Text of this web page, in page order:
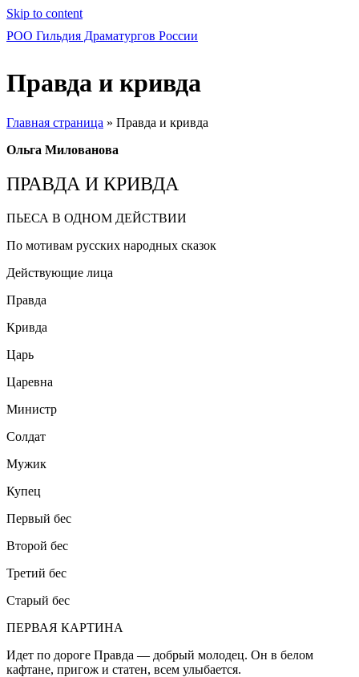
Skip to content
РОО Гильдия Драматургов России
Правда и кривда
Главная страница » Правда и кривда
Ольга Милованова
ПРАВДА И КРИВДА
ПЬЕСА В ОДНОМ ДЕЙСТВИИ
По мотивам русских народных сказок
Действующие лица
Правда
Кривда
Царь
Царевна
Министр
Солдат
Мужик
Купец
Первый бес
Второй бес
Третий бес
Старый бес
ПЕРВАЯ КАРТИНА
Идет по дороге Правда — добрый молодец. Он в белом
кафтане, пригож и статен, всем улыбается.